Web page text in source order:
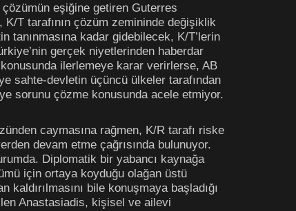
eşiğine getiren Guterres
T tarafının çözüm zemininde değişiklik
tanınmasına kadar gidebilecek, K/T’lerin
gerçek niyetlerinden haberdar
konusunda ilerlemeye karar verirlerse, AB
sahte-devletin üçüncü ülkeler tarafından
sorunu çözme konusunda acele etmiyor.
caymasına rağmen, K/R tarafı riske
devam etme çağrısında bulunuyor.
Diplomatik bir yabancı kaynağa
için ortaya koyduğu olağan üstü
bile konuşmaya başladığı
Anastasiadis, kişisel ve ailevi